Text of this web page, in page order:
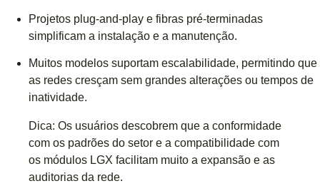
Projetos plug-and-play e fibras pré-terminadas
simplificam a instalação e a manutenção.
Muitos modelos suportam escalabilidade, permitindo que
as redes cresçam sem grandes alterações ou tempos de
inatividade.
Dica: Os usuários descobrem que a conformidade
com os padrões do setor e a compatibilidade com
os módulos LGX facilitam muito a expansão e as
auditorias da rede.